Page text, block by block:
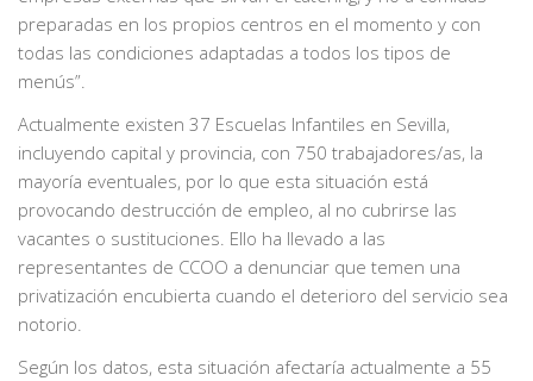
preparadas en los propios centros en el momento y con
todas las condiciones adaptadas a todos los tipos de
menús”.
Actualmente existen 37 Escuelas Infantiles en Sevilla,
incluyendo capital y provincia, con 750 trabajadores/as, la
mayoría eventuales, por lo que esta situación está
provocando destrucción de empleo, al no cubrirse las
vacantes o sustituciones. Ello ha llevado a las
representantes de CCOO a denunciar que temen una
privatización encubierta cuando el deterioro del servicio sea
notorio.
Según los datos, esta situación afectaría actualmente a 55